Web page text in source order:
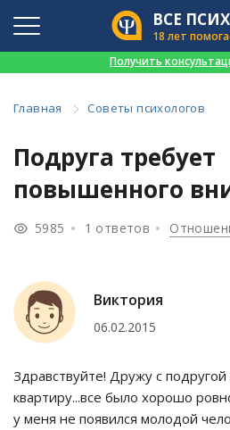
ВСЕ
18 лет
Получить
Главная Советы психологов
Подруга требует
повышенного
5985 1 ответов
Виктория
06.02.2015
Здравствуйте! Дружу с
квартиру...все было хорошо
у меня не появился молодой